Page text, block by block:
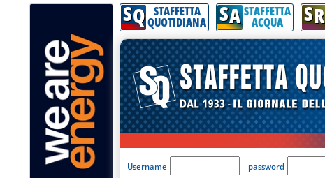
Attenzione! Esegui l'accesso per lèggere interamente la notizia.
SQ STAFFETTA
QUOTIDIANA SA STAFFETTA
ACQUA SR
'Modulo Login per accedere'
Username password